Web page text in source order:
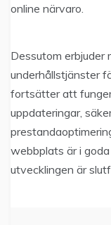
online närvaro.
Dessutom erbjuder
underhållstjänster
fortsätter att
uppdateringar,
webbplats är i
utvecklingen är